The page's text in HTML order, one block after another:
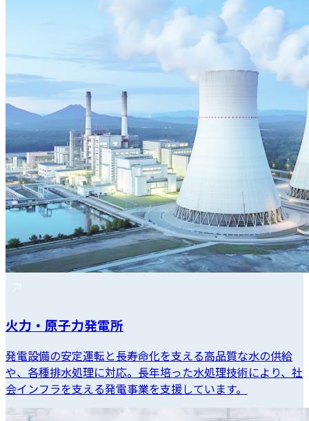
火力・原子力発電所
発電設備の安定運転と長寿命化を支える高品質な水の供給
や、各種排水処理に対応。長年培った水処理技術により、社
会インフラを支える発電事業を支援しています。